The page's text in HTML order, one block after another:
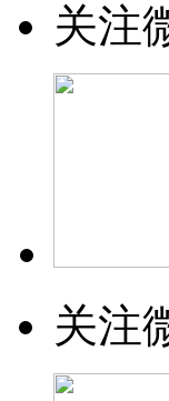
关注
关注